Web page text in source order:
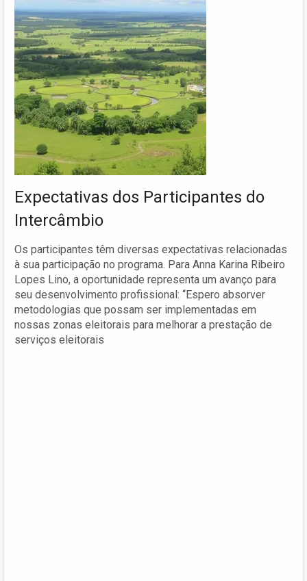
Expectativas dos Participantes do
Intercâmbio
Os participantes têm diversas expectativas relacionadas
à sua participação no programa. Para Anna Karina Ribeiro
Lopes Lino, a oportunidade representa um avanço para
seu desenvolvimento profissional: “Espero absorver
metodologias que possam ser implementadas em
nossas zonas eleitorais para melhorar a prestação de
serviços eleitorais